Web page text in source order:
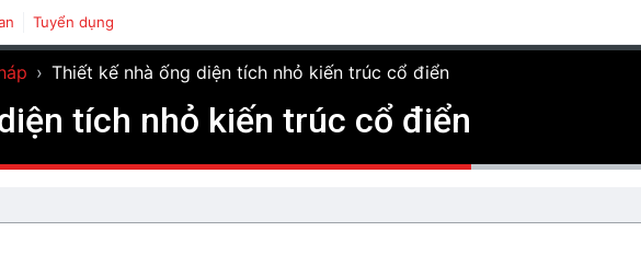
Tuyển dụng
› Thiết kế nhà ống diện tích nhỏ kiến trúc cổ điển
tích nhỏ kiến trúc cổ điển